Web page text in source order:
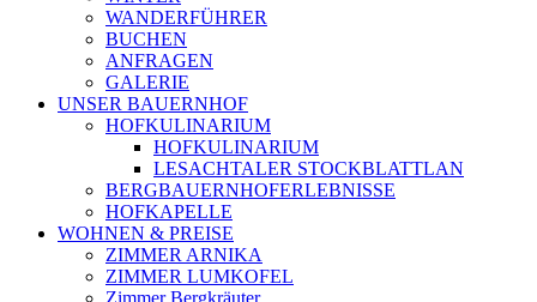
WANDERFÜHRER
BUCHEN
ANFRAGEN
GALERIE
UNSER BAUERNHOF
HOFKULINARIUM
HOFKULINARIUM
LESACHTALER STOCKBLATTLAN
BERGBAUERNHOFERLEBNISSE
HOFKAPELLE
WOHNEN & PREISE
ZIMMER ARNIKA
ZIMMER LUMKOFEL
Zimmer Bergkräuter